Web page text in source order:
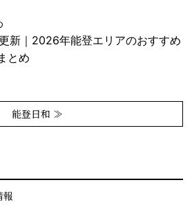
新｜2026年能登エリアのおすすめ
とめ
能登日和 ≫
報